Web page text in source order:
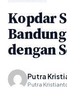
Kopdar
dengan
Putra
Putra